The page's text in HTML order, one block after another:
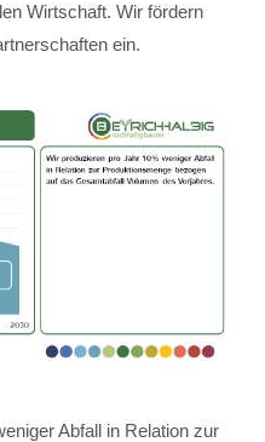
Wirtschaft. Wir fördern
ein.
Abfall in Relation zur